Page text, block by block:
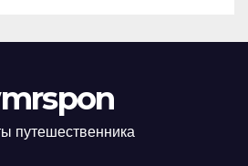
путешественника